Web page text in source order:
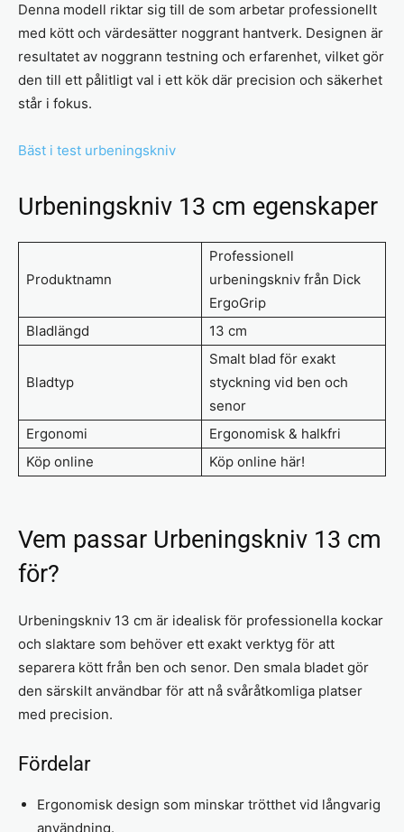
Denna modell riktar sig till de som arbetar professionellt
med kött och värdesätter noggrant hantverk. Designen är
resultatet av noggrann testning och erfarenhet, vilket gör
den till ett pålitligt val i ett kök där precision och säkerhet
står i fokus.
Bäst i test urbeningskniv
Urbeningskniv 13 cm egenskaper
Produktnamn
Professionell
urbeningskniv från Dick
ErgoGrip
Bladlängd
13 cm
Bladtyp
Smalt blad för exakt
styckning vid ben och
senor
Ergonomi
Ergonomisk & halkfri
Köp online
Köp online här!
Vem passar Urbeningskniv 13 cm
för?
Urbeningskniv 13 cm är idealisk för professionella kockar
och slaktare som behöver ett exakt verktyg för att
separera kött från ben och senor. Den smala bladet gör
den särskilt användbar för att nå svåråtkomliga platser
med precision.
Fördelar
Ergonomisk design som minskar trötthet vid långvarig
användning.